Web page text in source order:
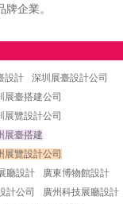
企業。
設計
深圳展臺設計公司
展臺搭建公司
展覽設計公司
展臺搭建
展覽設計公司
廳設計
廣東博物館設計
計公司
廣州科技展廳設計